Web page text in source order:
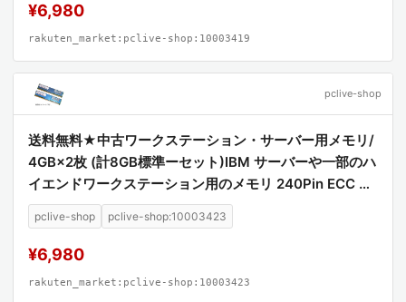
¥6,980
rakuten_market:pclive-shop:10003419
pclive-shop
送料無料★中古ワークステーション・サーバー用メモリ/
4GB×2枚 (計8GB標準ーセット)IBM サーバーや一部のハ
イエンドワークステーション用のメモリ 240Pin ECC PC
2-5300 Fully Buffered DIMM【中古】【中古メモリ】
【安心保証】【激安】
pclive-shop pclive-shop:10003423
¥6,980
rakuten_market:pclive-shop:10003423